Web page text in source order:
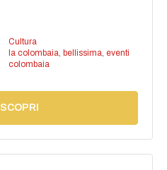
Cultura
la colombaia, bellissima, eventi
colombaia
SCOPRI